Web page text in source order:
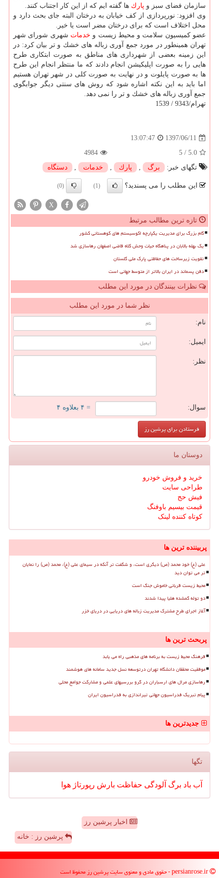
سازمان فضای سبز و پارك ها گفته ایم كه از این كار اجتناب كنند.
وی افزود: نورپردازی از كف خیابان به درختان البته جای بحث دارد و
محل اختلاف است كه برای درختان مضر است یا خیر.
عضو كمیسیون سلامت و محیط زیست و خدمات شهری شورای شهر
تهران همینطور در مورد جمع آوری زباله های خشك و تر بیان كرد: در
این زمینه بعضی از شهرداری های مناطق به صورت ابتكاری طرح
هایی را به صورت اپلیكیشن انجام دادند كه ما منتظر انجام این طرح
ها به صورت پایلوت و در نهایت به صورت كلی در شهر تهران هستیم
اما باید به این نكته اشاره شود كه روش های سنتی دیگر جوابگوی
جمع آوری زباله های خشك و تر را نمی دهد.
تهرام/9343 / 1539
1397/06/11
13:07:47
5.0
/
5
4984
تگهای خبر:
برگ , پارك , خدمات , دستگاه
این مطلب را می پسندید؟ (1)
(0)
X
تازه ترین مطالب مرتبط
گام بزرگ برای مدیریت یکپارچه اکوسیستم های کوهستانی کشور
یک بهله بالابان در پناهگاه حیات وحش کلاه قاضی اصفهان رهاسازی شد
تقویت زیرساخت های حفاظتی پارک ملی گلستان
دفن پسماند در ایران بالاتر از متوسط جهانی است
نظرات بینندگان در مورد این مطلب
نظر شما در مورد این مطلب
نام:
ایمیل:
نظر:
سوال: = ۴ بعلاوه ۴
دوستان ما
خرید و فروش خودرو
طراحی سایت
فیش حج
قیمت بیسیم باوفنگ
کوتاه کننده لینک
پربیننده ترین ها
علی (ع) خود محمد (ص) دیگری است، و شگفت تر آنکه در سیمای علی (ع)، محمد (ص) را نمایان
تر می توان دید
محیط زیست قربانی خاموش جنگ است
دو توله گمشده هلیا پیدا شدند
آغاز اجرای طرح مشترک مدیریت زباله های دریایی در دریای خزر
پربحث ترین ها
فرهنگ محیط زیست به برنامه های مذهبی راه می یابد
موفقیت محققان دانشگاه تهران درتوسعه نسل جدید سامانه های هوشمند
رهاسازی مرال های ارسباران در گرو بررسیهای علمی و مشارکت جوامع محلی
پیام تبریک فدراسیون جهانی تیراندازی به فدراسیون ایران
جدیدترین ها
تگها
آب باد برگ آلودگی حفاظت بارش رپورتاژ هوا
اخبار پرشین رز
پرشین رز : خانه